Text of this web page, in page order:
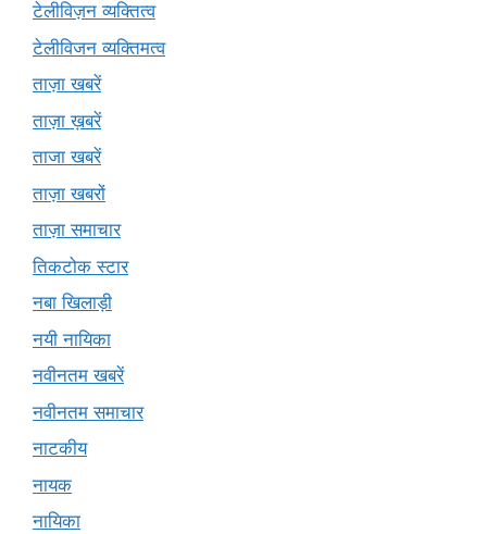
टेलीविज़न व्यक्तित्व
टेलीविजन व्यक्तिमत्व
ताज़ा खबरें
ताज़ा ख़बरें
ताजा खबरें
ताज़ा खबरों
ताज़ा समाचार
तिकटोक स्टार
नबा खिलाड़ी
नयी नायिका
नवीनतम खबरें
नवीनतम समाचार
नाटकीय
नायक
नायिका